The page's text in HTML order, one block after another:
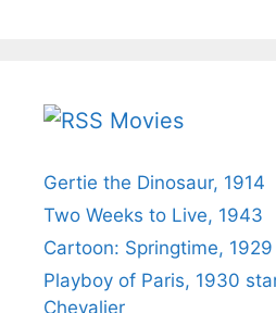
Movies
Gertie the Dinosaur, 1914
Two Weeks to Live, 1943
Cartoon: Springtime,
Playboy of Paris, 1930
Chevalier